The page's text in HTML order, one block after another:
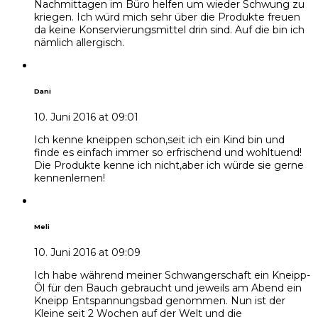
Nachmittagen im Büro helfen um wieder Schwung zu
kriegen. Ich würd mich sehr über die Produkte freuen
da keine Konservierungsmittel drin sind. Auf die bin ich
nämlich allergisch.
Dani
10. Juni 2016 at 09:01
Ich kenne kneippen schon,seit ich ein Kind bin und
finde es einfach immer so erfrischend und wohltuend!
Die Produkte kenne ich nicht,aber ich würde sie gerne
kennenlernen!
Meli
10. Juni 2016 at 09:09
Ich habe während meiner Schwangerschaft ein Kneipp-
Öl für den Bauch gebraucht und jeweils am Abend ein
Kneipp Entspannungsbad genommen. Nun ist der
Kleine seit 2 Wochen auf der Welt und die